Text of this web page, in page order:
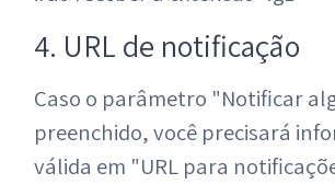
4. URL de notificação
Caso o parâmetro "Notificar
preenchido, você precisará
válida em "URL para